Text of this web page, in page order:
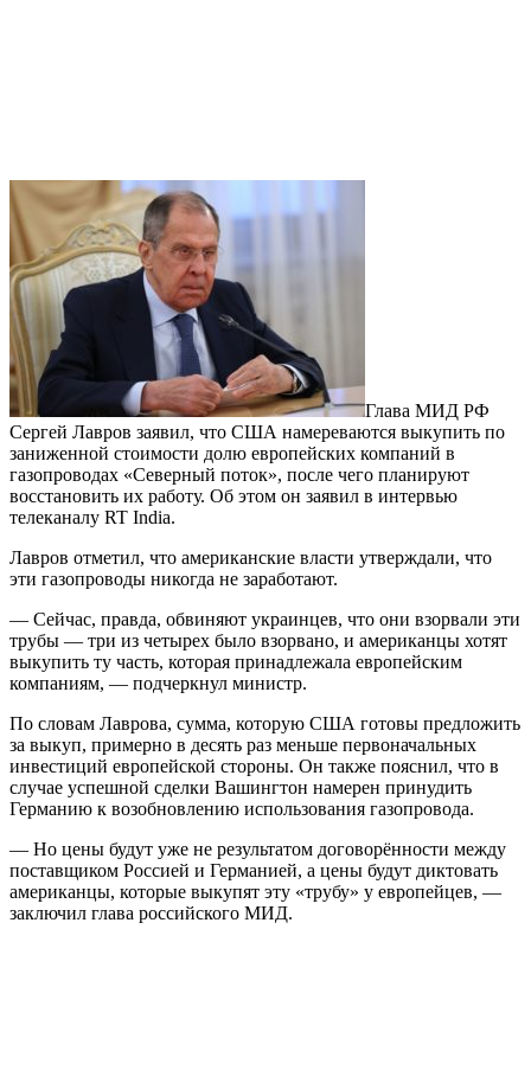
Глава МИД РФ
Сергей Лавров заявил, что США намереваются выкупить по
заниженной стоимости долю европейских компаний в
газопроводах «Северный поток», после чего планируют
восстановить их работу. Об этом он заявил в интервью
телеканалу RT India.
Лавров отметил, что американские власти утверждали, что
эти газопроводы никогда не заработают.
— Сейчас, правда, обвиняют украинцев, что они взорвали эти
трубы — три из четырех было взорвано, и американцы хотят
выкупить ту часть, которая принадлежала европейским
компаниям, — подчеркнул министр.
По словам Лаврова, сумма, которую США готовы предложить
за выкуп, примерно в десять раз меньше первоначальных
инвестиций европейской стороны. Он также пояснил, что в
случае успешной сделки Вашингтон намерен принудить
Германию к возобновлению использования газопровода.
— Но цены будут уже не результатом договорённости между
поставщиком Россией и Германией, а цены будут диктовать
американцы, которые выкупят эту «трубу» у европейцев, —
заключил глава российского МИД.